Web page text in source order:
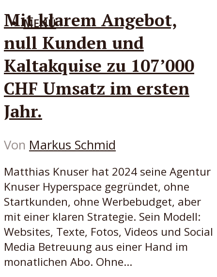
MENÜ
Mit klarem Angebot,
null Kunden und
Kaltakquise zu 107’000
CHF Umsatz im ersten
Jahr.
Von Markus Schmid
Matthias Knuser hat 2024 seine Agentur
Knuser Hyperspace gegründet, ohne
Startkunden, ohne Werbebudget, aber
mit einer klaren Strategie. Sein Modell:
Websites, Texte, Fotos, Videos und Social
Media Betreuung aus einer Hand im
monatlichen Abo. Ohne...